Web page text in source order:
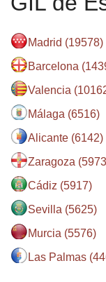
Madrid (19578)
Barcelona
Valencia
Málaga (6516)
Alicante (6142)
Zaragoza
Cádiz (5917)
Sevilla (5625)
Murcia (5576)
Las Palmas